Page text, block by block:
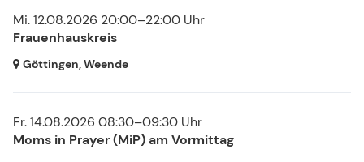
Mi. 12.08.2026 20:00–22:00 Uhr
Frauenhauskreis
Göttingen, Weende
Fr. 14.08.2026 08:30–09:30 Uhr
Moms in Prayer (MiP) am Vormittag